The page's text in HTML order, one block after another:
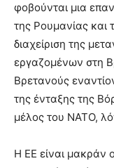
φοβούνται μια
της Ρουμανίας και
διαχείριση της
εργαζομένων στη
Βρετανούς
της ένταξης της
μέλος του ΝΑΤΟ,
Η ΕΕ είναι μακράν